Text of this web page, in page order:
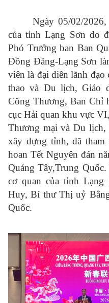
Ngày 05/02/
của tỉnh Lạng Sơn do
Phó Trưởng ban Ban
Đồng Đăng-Lạng Sơn
viên là đại diên lãnh đạo
thao và Du lịch, Giáo
Công Thương, Ban Chỉ
cục Hải quan khu vực
Thương mại và Du
xây dựng tỉnh, đã
hoan Tết Nguyên đán
Quảng Tây,Trung
cơ quan của tỉnh
Huy, Bí thư Thị uỷ
Quốc.